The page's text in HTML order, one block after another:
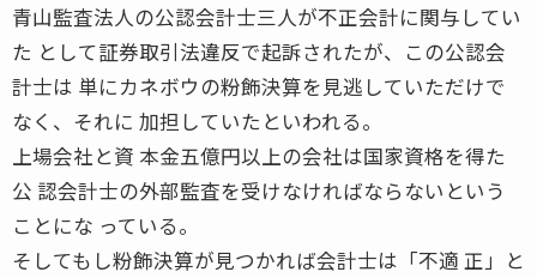
青山監査法人の公認会計士三人が不正会計に関与してい
た として証券取引法違反で起訴されたが、この公認会
計士は 単にカネボウの粉飾決算を見逃していただけで
なく、それに 加担していたといわれる。
上場会社と資 本金五億円以上の会社は国家資格を得た
公 認会計士の外部監査を受けなければならないという
ことにな っている。
そしてもし粉飾決算が見つかれば会計士は「不適 正」と